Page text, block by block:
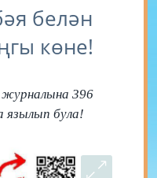
белән
көне!
396
язылып була!